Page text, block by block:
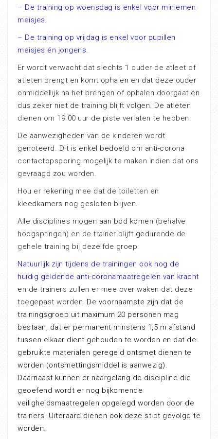
– De training op woensdag is enkel voor miniemen
meisjes.
– De training op vrijdag is enkel voor pupillen
meisjes én jongens.
Er wordt verwacht dat slechts 1 ouder de atleet of
atleten brengt en komt ophalen en dat deze ouder
onmiddellijk na het brengen of ophalen doorgaat en
dus zeker niet de training blijft volgen. De atleten
dienen om 19.00 uur de piste verlaten te hebben.
De aanwezigheden van de kinderen wordt
genoteerd. Dit is enkel bedoeld om anti-corona
contactopsporing mogelijk te maken indien dat ons
gevraagd zou worden.
Hou er rekening mee dat de toiletten en
kleedkamers nog gesloten blijven.
Alle disciplines mogen aan bod komen (behalve
hoogspringen) en de trainer blijft gedurende de
gehele training bij dezelfde groep.
Natuurlijk zijn tijdens de trainingen ook nog de
huidig geldende anti-coronamaatregelen van kracht
en de trainers zullen er mee over waken dat deze
toegepast worden :De voornaamste zijn dat de
trainingsgroep uit maximum 20 personen mag
bestaan, dat er permanent minstens 1,5 m afstand
tussen elkaar dient gehouden te worden en dat de
gebruikte materialen geregeld ontsmet dienen te
worden (ontsmettingsmiddel is aanwezig).
Daarnaast kunnen er naargelang de discipline die
geoefend wordt er nog bijkomende
veiligheidsmaatregelen opgelegd worden door de
trainers. Uiteraard dienen ook deze stipt gevolgd te
worden.